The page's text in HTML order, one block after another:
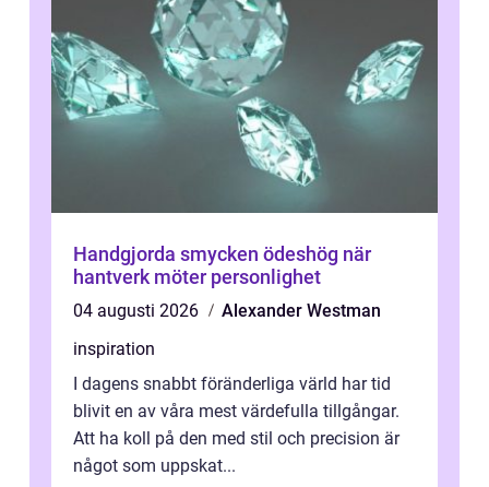
Handgjorda smycken ödeshög när
hantverk möter personlighet
04 augusti 2026
Alexander Westman
inspiration
I dagens snabbt föränderliga värld har tid
blivit en av våra mest värdefulla tillgångar.
Att ha koll på den med stil och precision är
något som uppskat...